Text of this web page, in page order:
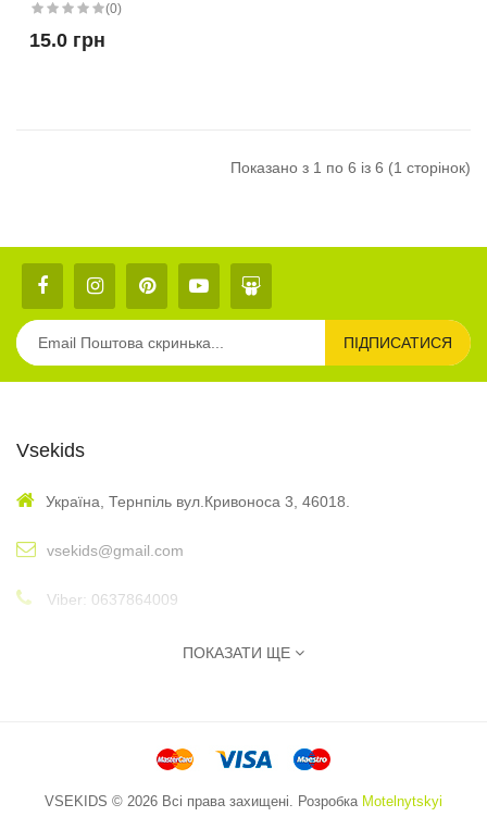
(0)
15.0 грн
Показано з 1 по 6 із 6 (1 сторінок)
ПІДПИСАТИСЯ
Vsekids
Україна, Тернпіль вул.Кривоноса 3, 46018.
vsekids@gmail.com
Viber: 0637864009
: 10:00 - 17:00
Спеціальни пропозиції
ПОКАЗАТИ ЩЕ
VSEKIDS © 2026 Всі права захищені. Розробка Motelnytskyi